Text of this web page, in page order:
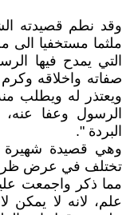
وقد نطم قصيدته
ملثما مستخفيا
التي يمدح فيها
صفاته واخلاقه وكرم
ويعتذر له ويطلب
الرسول وعفا
البردة ".
وهي قصيدة شهيرة
تختلف في عرض ظروف
مما ذكر واجمعت
علم، لانه لا يمكن